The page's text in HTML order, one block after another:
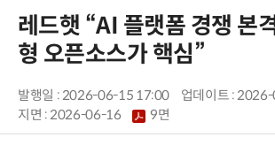
레드햇 “AI 플랫폼 경쟁 본
형 오픈소스가 핵심”
발행일 : 2026-06-15 17:00
업데이트 :
지면 :2026-06-16 9면